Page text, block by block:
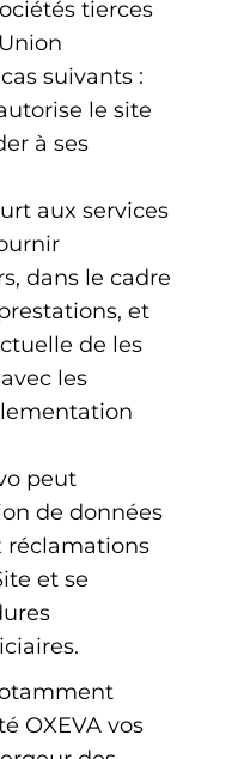
tierces
suivants :
le site
à ses
aux services
dans le cadre
et
de les
les
peut
de données
réclamations
et se
OXEVA vos